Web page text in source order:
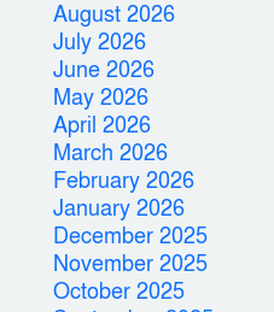
August 2026
July 2026
June 2026
May 2026
April 2026
March 2026
February 2026
January 2026
December 2025
November 2025
October 2025